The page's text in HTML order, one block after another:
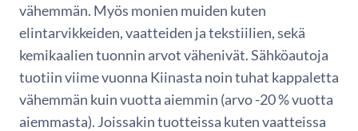
vähemmän. Myös monien muiden kuten
elintarvikkeiden, vaatteiden ja tekstiilien, sekä
kemikaalien tuonnin arvot vähenivät. Sähköautoja
tuotiin viime vuonna Kiinasta noin tuhat kappaletta
vähemmän kuin vuotta aiemmin (arvo -20 % vuotta
aiemmasta). Joissakin tuotteissa kuten vaatteissa